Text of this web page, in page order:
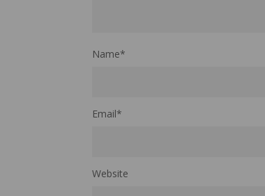
Name*
Email*
Website